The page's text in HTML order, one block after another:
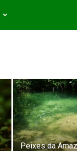
Peixes da